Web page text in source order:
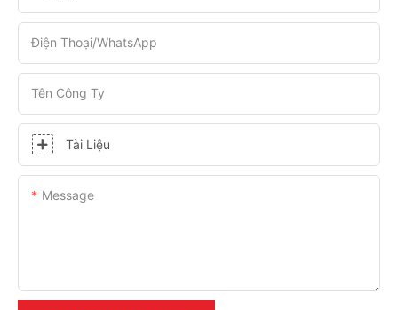
Điện Thoại/WhatsApp
Tên Công Ty
Tài Liệu
Message